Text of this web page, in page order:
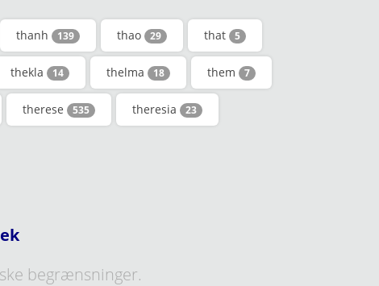
thanh 139 thao 29 that 5
thekla 14 thelma 18 them 7
therese 535 theresia 23
begrænsninger.